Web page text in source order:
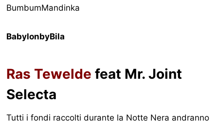
BumbumMandinka
BabylonbyBila
Ras Tewelde feat Mr. Joint
Selecta
Tutti i fondi raccolti durante la Notte Nera andranno